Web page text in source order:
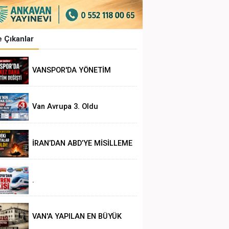
Çıkanlar
VANSPOR'DA YÖNETİM
Van Avrupa 3. Oldu
İRAN’DAN ABD’YE MİSİLLEME
.
VAN'A YAPILAN EN BÜYÜK